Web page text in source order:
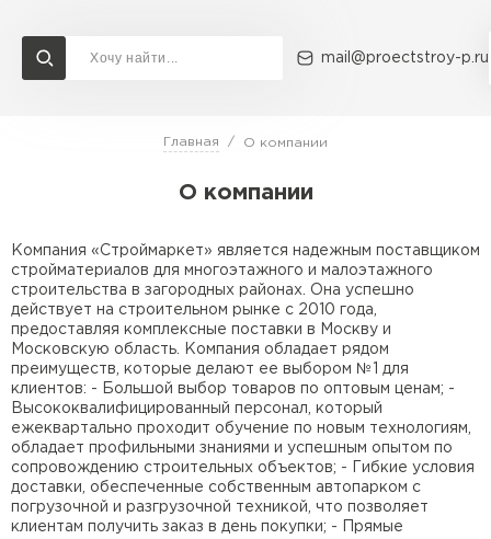
mail@proectstroy-p.ru
Главная О компании
О компании
Компания «Строймаркет» является надежным поставщиком
стройматериалов для многоэтажного и малоэтажного
строительства в загородных районах. Она успешно
действует на строительном рынке с 2010 года,
предоставляя комплексные поставки в Москву и
Московскую область. Компания обладает рядом
преимуществ, которые делают ее выбором №1 для
клиентов: - Большой выбор товаров по оптовым ценам; -
Высококвалифицированный персонал, который
ежеквартально проходит обучение по новым технологиям,
обладает профильными знаниями и успешным опытом по
сопровождению строительных объектов; - Гибкие условия
доставки, обеспеченные собственным автопарком с
погрузочной и разгрузочной техникой, что позволяет
клиентам получить заказ в день покупки; - Прямые
Доставка и оплата Акции
Газобетон ЛСР
ПЕРЕЙТИ
Газобетон СК
ПЕРЕЙТИ
Газобетон (ЕвроАэроБетон)
Газобетон Бонолит
Газобетон Исткульт
Газобетон Ютонг
Газобетон Могилевский КСИ
Газобетон Могилевский
Газосиликат